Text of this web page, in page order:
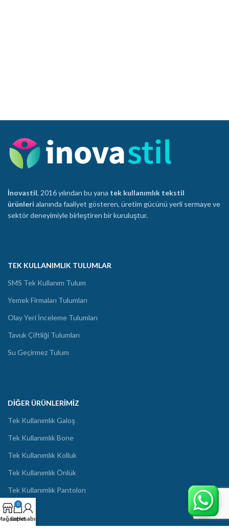
İnovastil, 2016 yılından bu yana tek kullanımlık tekstil
ürünleri alanında faaliyet gösteren, üretim gücünü yerli sermaye ve
sektör deneyimiyle birleştiren bir kuruluştur.
TEK KULLANIMLIK TULUMLAR
SMS Tek Kullanım Tulum
Yemek Firmaları Tulumları
Olay Yeri İnceleme Tulumları
Tavuk Çiftliği Tulumları
Su Geçirmez Tulum
DIĞER ÜRÜNLERIMIZ
Tek Kullanımlık Galoş
Tek Kullanımlık Bone
Tek Kullanımlık Kolluk
Tek Kullanımlık Önlük
Tek Kullanımlık Pantolon
0
Sepet
Hesabım